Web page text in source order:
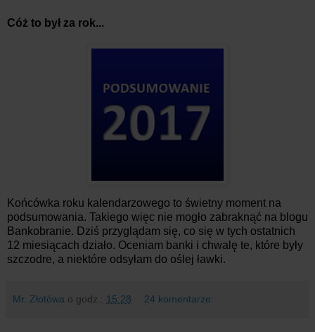
Cóż to był za rok...
Końcówka roku kalendarzowego to świetny moment na
podsumowania. Takiego więc nie mogło zabraknąć na blogu
Bankobranie. Dziś przyglądam się, co się w tych ostatnich
12 miesiącach działo. Oceniam banki i chwalę te, które były
szczodre, a niektóre odsyłam do oślej ławki.
Mr. Złotówa o godz.: 15:28 24 komentarze: